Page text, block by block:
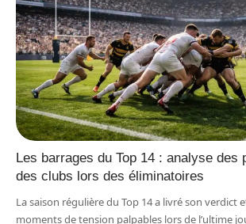
Les barrages du Top 14 : analyse des
des clubs lors des éliminatoires
La saison régulière du Top 14 a livré son verdict
moments de tension palpables lors de l’ultime